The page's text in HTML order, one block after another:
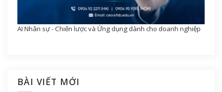
AI Nhân sự - Chiến lược và Ứng dụng dành cho doanh nghiệp
BÀI VIẾT MỚI